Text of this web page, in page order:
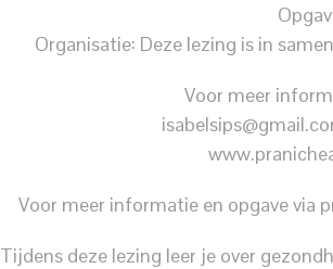
Organisatie: Deze lezing is in
Voor meer
Voor meer informatie en opgave via
Tijdens deze lezing leer je over